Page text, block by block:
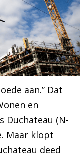
aan.” Dat
en
Duchateau (N-
Maar klopt
deed